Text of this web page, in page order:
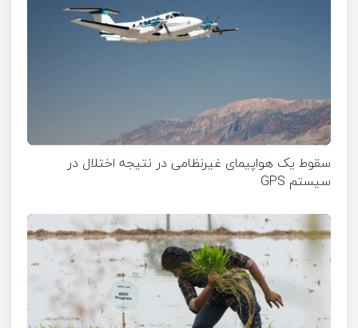
سقوط یک هواپیمای غیرنظامی در نتیجه اختلال در
سیستم‌ GPS